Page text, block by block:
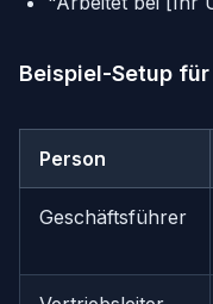
Beispiel-Setup
Person
Geschäftsführer